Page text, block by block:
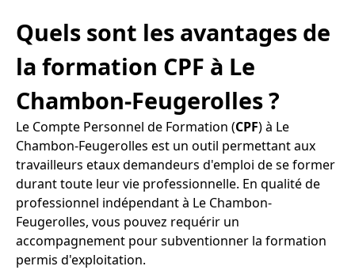
Quels sont les avantages de
la formation CPF à Le
Chambon-Feugerolles ?
Le Compte Personnel de Formation (CPF) à Le
Chambon-Feugerolles est un outil permettant aux
travailleurs etaux demandeurs d'emploi de se former
durant toute leur vie professionnelle. En qualité de
professionnel indépendant à Le Chambon-
Feugerolles, vous pouvez requérir un
accompagnement pour subventionner la formation
permis d'exploitation.